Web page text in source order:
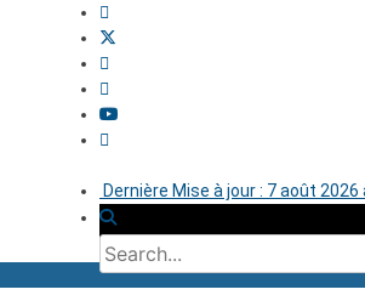
Dernière Mise à jour : 7 août 2026